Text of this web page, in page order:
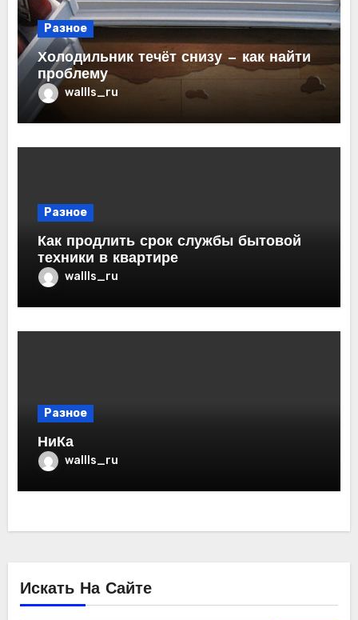
Разное
Холодильник течёт снизу — как найти
проблему
wallls_ru
Разное
Как продлить срок службы бытовой
техники в квартире
wallls_ru
Разное
НиКа
wallls_ru
Искать На Сайте